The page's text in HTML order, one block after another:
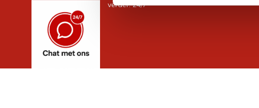
verder. 24/7